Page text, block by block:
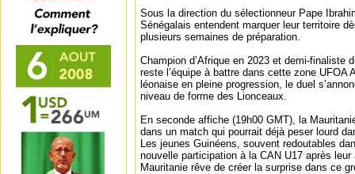
Sous la direction du sélectionneur Pape
Sénégalais entendent marquer leur territoire
plusieurs semaines de préparation.
Champion d’Afrique en 2023 et demi-finaliste
reste l’équipe à battre dans cette zone UFOA
léonaise en pleine progression, le duel
niveau de forme des Lionceaux.
En seconde affiche (19h00 GMT), la
dans un match qui pourrait déjà peser lourd
Les jeunes Guinéens, souvent redoutables
nouvelle participation à la CAN U17 après
Mauritanie rêve de créer la surprise dans ce